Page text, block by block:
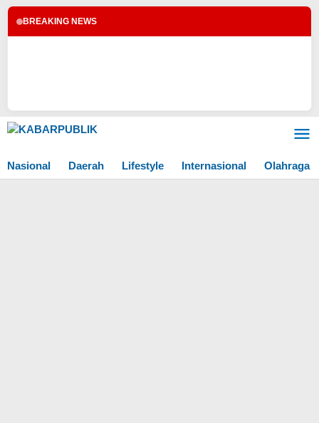
BREAKING NEWS
Lewati
Nasional
Daerah Lifestyle Internasional Olahraga